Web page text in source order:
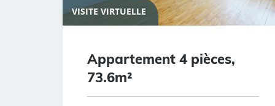
VISITE VIRTUELLE
Appartement 4 pièces,
73.6m²